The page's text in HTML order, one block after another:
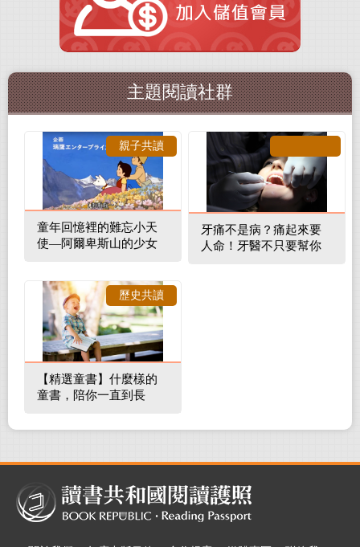
主題閱讀社群
童年回憶裡的難忘小天
使—阿爾卑斯山的少女
親子共讀
牙痛不是病？痛起來要
人命！牙醫不只要幫你
【精選童書】什麼樣的
童書，陪你一直到長
歷史共讀